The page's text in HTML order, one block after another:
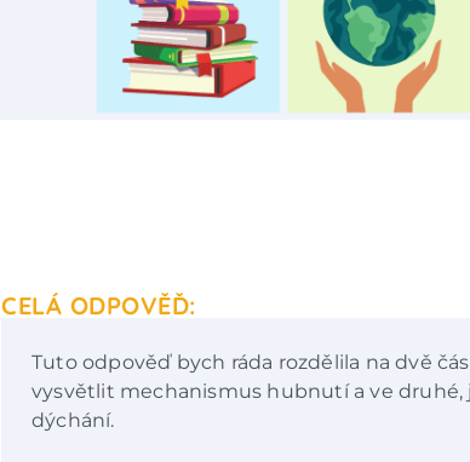
CELÁ ODPOVĚĎ:
Tuto odpověď bych ráda rozdělila na dvě
vysvětlit mechanismus hubnutí a ve
dýchání.